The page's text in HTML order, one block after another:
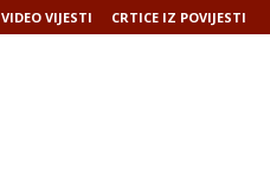
VIDEO VIJESTI CRTICE IZ POVIJESTI